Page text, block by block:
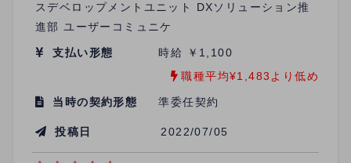
スデベロップメントユニット DXソリューション推
進部 ユーザーコミュニケ
支払い形態
時給 ￥1,100
職種平均¥1,483より低め
当時の契約形態 準委任契約
投稿日 2022/07/05